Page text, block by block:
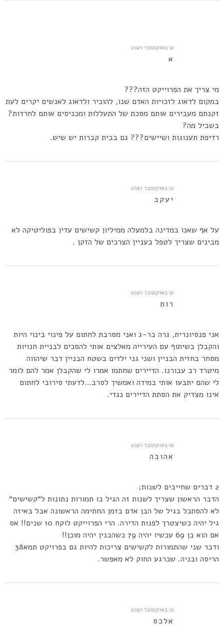
12 באוקטובר 2021
א
מי צריך את הפרוייקט הזה???
במקום לדאוג לזכויות האדם שנו, להוכיר ולדאוג לאנשים יקרים לעת
זקנתם מעבירים אותם מסכת של התעללות ומכניסים אותם לחרדות?
בשביל מה?
רדיפת תענוגות ושיישים??? גם בבית קברות יש שיש.
12 באוקטובר 2021
יעקב
על אף שאנו במדינה בלמעלה ממיליון קשישים עדין בפוליטיקה לא
מבינים שצריך לטפל בעניין הצרכים של הזקן .
12 באוקטובר 2021
רות
אני פנסיונרית, גרה בר-ג ואני מסרבת לחתום על פינוי בינוי היות
והקבלן בשיתוף עם העירייה מאלצים אותי להסכים לבניית חנויות
מסחר בחזית הבניין ושני גני ילדים בשטח הבניין דבר שיהווה
מיטרד רב עבורנו. הדיירים שחתמו אמרו לי שהקבלן אמר להם לומר
לי שהם יתבעו אותי במידה ואמשיך לסרב…לדעתי סירובי לחתום
אינו מצדיק את הסתת הדיירים נגדי.
12 באוקטובר 2021
אהובה
2 דברים שחייבים לשנות;
הדבר הראשון שצריך לשנות זה הגיל בו תמורות נתונות ל״קשישים״
לא להסתכל בגיל של הבן אדם בזמן החתימה הראשונה אבל באיזה
גיל יהיה כשיצטרך לפנות הדירה. הרי הפרוייקט לוקח 10 שנים!! אס
אם הוא בן 69 עכשיו יהיה 79 כשהבנין יהיה מוכן!!
ודבר שני שהתמורות לקשישים צריכות להיות גם בפרויקט תמא38
הריסה ובניה. שכרגע החוק לא מאפשר.
12 באוקטובר 2021
אלכס